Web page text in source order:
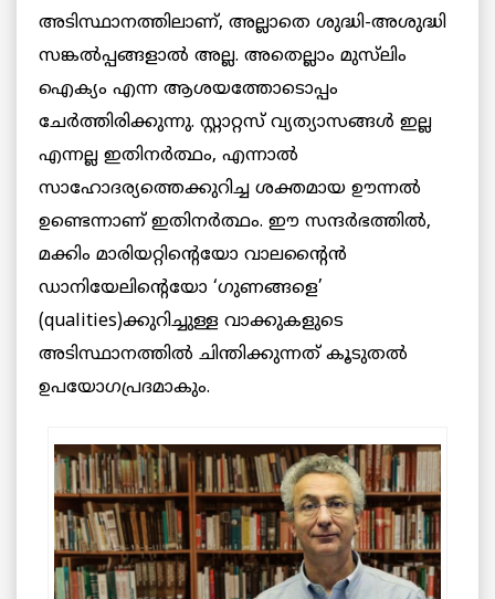
അടിസ്ഥാനത്തിലാണ്, അല്ലാതെ ശുദ്ധി-അശുദ്ധി
സങ്കൽപ്പങ്ങളാൽ അല്ല. അതെല്ലാം മുസ്‌ലിം
ഐക്യം എന്ന ആശയത്തോടൊപ്പം
ചേർത്തിരിക്കുന്നു. സ്റ്റാറ്റസ് വ്യത്യാസങ്ങൾ ഇല്ല
എന്നല്ല ഇതിനർത്ഥം, എന്നാൽ
സാഹോദര്യത്തെക്കുറിച്ച ശക്തമായ ഊന്നൽ
ഉണ്ടെന്നാണ് ഇതിനർത്ഥം. ഈ സന്ദർഭത്തിൽ,
മക്കിം മാരിയറ്റിന്റെയോ വാലന്റൈൻ
ഡാനിയേലിന്റെയോ ‘ഗുണങ്ങളെ’
(qualities)ക്കുറിച്ചുള്ള വാക്കുകളുടെ
അടിസ്ഥാനത്തിൽ ചിന്തിക്കുന്നത് കൂടുതൽ
ഉപയോഗപ്രദമാകും.